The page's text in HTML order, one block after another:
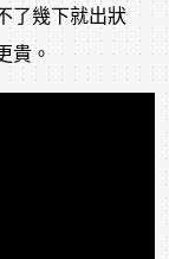
了幾下就出狀
貴。